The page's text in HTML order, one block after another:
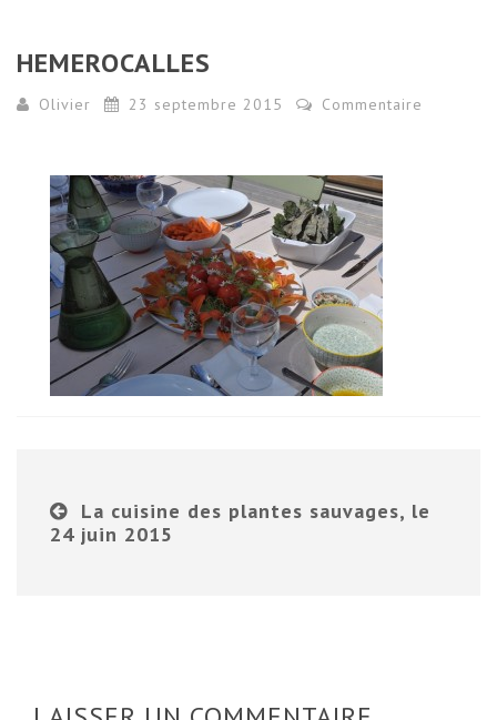
HEMEROCALLES
Olivier 23 septembre 2015 Commentaire
La cuisine des plantes sauvages, le
24 juin 2015